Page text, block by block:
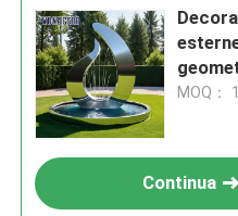
acciaio
MOQ：
Continua